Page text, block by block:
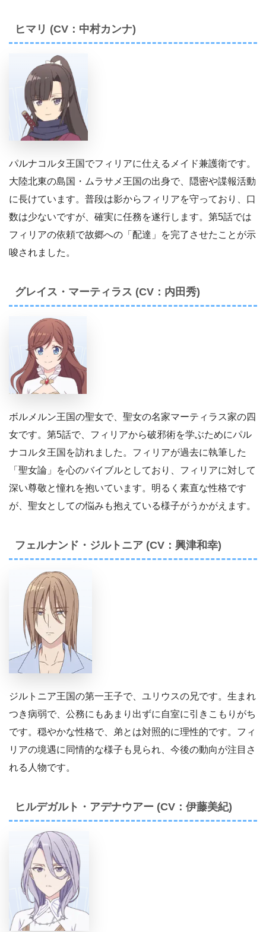
ヒマリ (CV：中村カンナ)
パルナコルタ王国でフィリアに仕えるメイド兼護衛です。
大陸北東の島国・ムラサメ王国の出身で、隠密や諜報活動
に長けています。普段は影からフィリアを守っており、口
数は少ないですが、確実に任務を遂行します。第5話では
フィリアの依頼で故郷への「配達」を完了させたことが示
唆されました。
グレイス・マーティラス (CV：内田秀)
ボルメルン王国の聖女で、聖女の名家マーティラス家の四
女です。第5話で、フィリアから破邪術を学ぶためにパル
ナコルタ王国を訪れました。フィリアが過去に執筆した
「聖女論」を心のバイブルとしており、フィリアに対して
深い尊敬と憧れを抱いています。明るく素直な性格です
が、聖女としての悩みも抱えている様子がうかがえます。
フェルナンド・ジルトニア (CV：興津和幸)
ジルトニア王国の第一王子で、ユリウスの兄です。生まれ
つき病弱で、公務にもあまり出ずに自室に引きこもりがち
です。穏やかな性格で、弟とは対照的に理性的です。フィ
リアの境遇に同情的な様子も見られ、今後の動向が注目さ
れる人物です。
ヒルデガルト・アデナウアー (CV：伊藤美紀)